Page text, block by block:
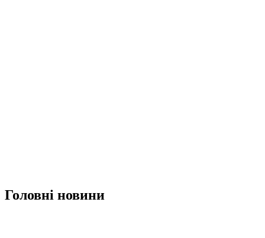
Головні новини